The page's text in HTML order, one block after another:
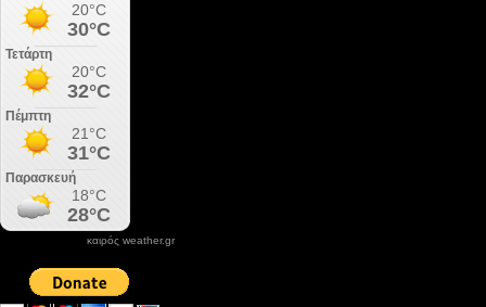
καιρός weather.gr